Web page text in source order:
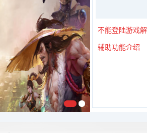
不能登陆游戏
辅助功能介绍